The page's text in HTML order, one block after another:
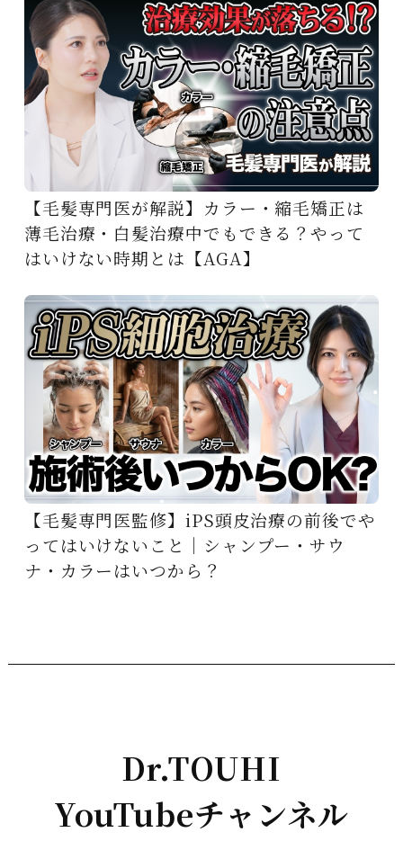
【毛髪専門医が解説】カラー・縮毛矯正は
薄毛治療・白髪治療中でもできる？やって
はいけない時期とは【AGA】
【毛髪専門医監修】iPS頭皮治療の前後でや
ってはいけないこと｜シャンプー・サウ
ナ・カラーはいつから？
Dr.TOUHI
YouTubeチャンネル